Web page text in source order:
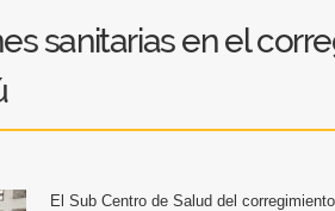
sanitarias en el
El Sub Centro de Salud del